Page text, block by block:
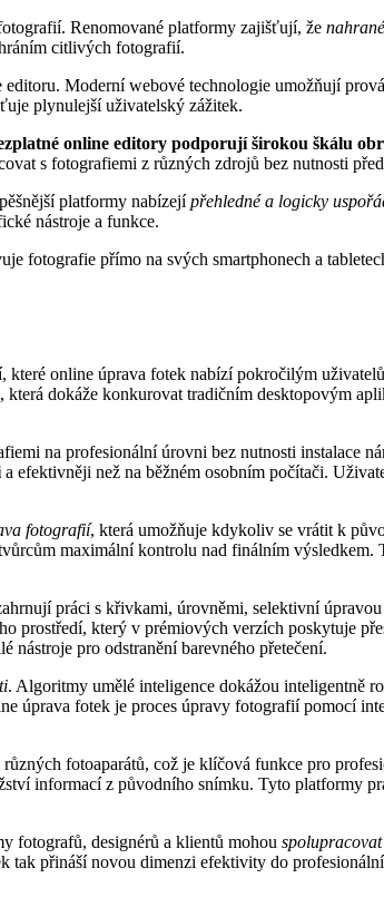
Renomované platformy zajišťují, že
citlivých fotografií.
Moderní webové technologie umožňují
plynulejší uživatelský zážitek.
online editory podporují širokou škálu
s fotografiemi z různých zdrojů bez nutnosti
platformy nabízejípřehledné a logicky
nástroje a funkce.
fotografie přímo na svých smartphonech a
které online úprava fotek nabízí pokročilým
, která dokáže konkurovat tradičním desktopovým
na profesionální úrovni bez nutnosti instalace
a efektivněji než na běžném osobním počítači.
fotografií, která umožňuje kdykoliv se vrátit k
maximální kontrolu nad finálním výsledkem.
práci s křivkami, úrovněmi, selektivní
prostředí, který v prémiových verzích poskytuje
nástroje pro odstranění barevného přetečení.
. Algoritmy umělé inteligence dokážou inteligentně
úprava fotek je proces úpravy fotografií pomocí
různých fotoaparátů, což je klíčová funkce pro
informací z původního snímku. Tyto platformy
fotografů, designérů a klientů mohou
přináší novou dimenzi efektivity do